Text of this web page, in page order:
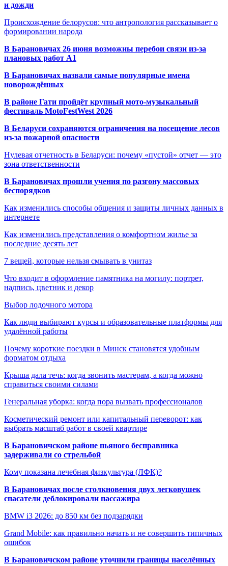
и дожди
Происхождение белорусов: что антропология рассказывает о
формировании народа
В Барановичах 26 июня возможны перебои связи из-за
плановых работ A1
В Барановичах назвали самые популярные имена
новорождённых
В районе Гати пройдёт крупный мото-музыкальный
фестиваль MotoFestWest 2026
В Беларуси сохраняются ограничения на посещение лесов
из-за пожарной опасности
Нулевая отчетность в Беларуси: почему «пустой» отчет — это
зона ответственности
В Барановичах прошли учения по разгону массовых
беспорядков
Как изменились способы общения и защиты личных данных в
интернете
Как изменились представления о комфортном жилье за
последние десять лет
7 вещей, которые нельзя смывать в унитаз
Что входит в оформление памятника на могилу: портрет,
надпись, цветник и декор
Выбор лодочного мотора
Как люди выбирают курсы и образовательные платформы для
удалённой работы
Почему короткие поездки в Минск становятся удобным
форматом отдыха
Крыша дала течь: когда звонить мастерам, а когда можно
справиться своими силами
Генеральная уборка: когда пора вызвать профессионалов
Косметический ремонт или капитальный переворот: как
выбрать масштаб работ в своей квартире
В Барановичском районе пьяного бесправника
задерживали со стрельбой
Кому показана лечебная физкультура (ЛФК)?
В Барановичах после столкновения двух легковушек
спасатели деблокировали пассажира
BMW i3 2026: до 850 км без подзарядки
Grand Mobile: как правильно начать и не совершить типичных
ошибок
В Барановичском районе уточнили границы населённых